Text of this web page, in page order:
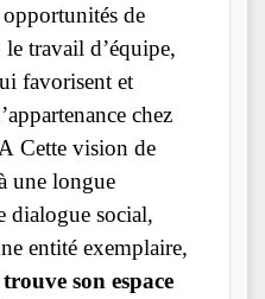
de
travail d’équipe,
favorisent et
chez
Cette vision de
une longue
dialogue social,
entité exemplaire,
son espace